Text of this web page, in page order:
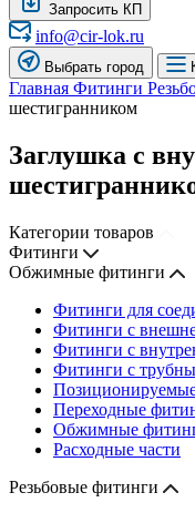
Запросить КП
info@cir-lok.ru
Выбрать город
Главная Фитинги
шестигранником
Заглушка с
Категории товаров
Фитинги
Обжимные фитинги
Фитинги для
Фитинги с
Фитинги с
Фитинги с
Переходные
Обжимные
Расходные части
Резьбовые фитинги